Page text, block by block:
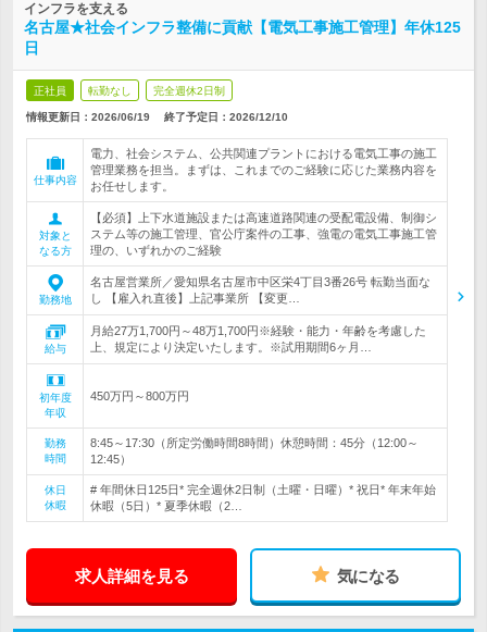
インフラを支える
名古屋★社会インフラ整備に貢献【電気工事施工管理】年休125
日
正社員 転勤なし 完全週休2日制
情報更新日：2026/06/19 終了予定日： 2026/12/10
仕事内容
電力、社会システム、公共関連プラントにおける電気工事の施工
管理業務を担当。まずは、これまでのご経験に応じた業務内容を
お任せします。
対象と
なる方
【必須】上下水道施設または高速道路関連の受配電設備、制御シ
ステム等の施工管理、官公庁案件の工事、強電の電気工事施工管
理の、いずれかのご経験
勤務地
名古屋営業所／愛知県名古屋市中区栄4丁目3番26号 転勤当面な
し 【雇入れ直後】上記事業所 【変更…
給与
月給27万1,700円～48万1,700円※経験・能力・年齢を考慮した
上、規定により決定いたします。※試用期間6ヶ月…
初年度
年収
450万円～800万円
勤務
時間
8:45～17:30（所定労働時間8時間）休憩時間：45分（12:00～
12:45）
休日
休暇
# 年間休日125日* 完全週休2日制（土曜・日曜）* 祝日* 年末年始
休暇（5日）* 夏季休暇（2…
求人詳細を見る 気になる